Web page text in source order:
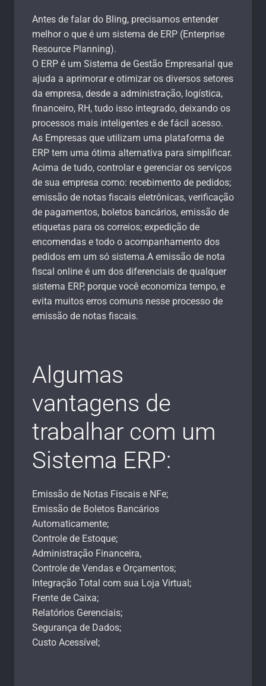
Antes de falar do Bling, precisamos entender
melhor o que é um sistema de ERP (Enterprise
Resource Planning).
O ERP é um Sistema de Gestão Empresarial que
ajuda a aprimorar e otimizar os diversos setores
da empresa, desde a administração, logística,
financeiro, RH, tudo isso integrado, deixando os
processos mais inteligentes e de fácil acesso.
As Empresas que utilizam uma plataforma de
ERP tem uma ótima alternativa para simplificar.
Acima de tudo, controlar e gerenciar os serviços
de sua empresa como: recebimento de pedidos;
emissão de notas fiscais eletrônicas, verificação
de pagamentos, boletos bancários, emissão de
etiquetas para os correios; expedição de
encomendas e todo o acompanhamento dos
pedidos em um só sistema.A emissão de nota
fiscal online é um dos diferenciais de qualquer
sistema ERP, porque você economiza tempo, e
evita muitos erros comuns nesse processo de
emissão de notas fiscais.
Algumas
vantagens de
trabalhar com um
Sistema ERP:
Emissão de Notas Fiscais e NFe;
Emissão de Boletos Bancários
Automaticamente;
Controle de Estoque;
Administração Financeira,
Controle de Vendas e Orçamentos;
Integração Total com sua Loja Virtual;
Frente de Caixa;
Relatórios Gerenciais;
Segurança de Dados;
Custo Acessível;